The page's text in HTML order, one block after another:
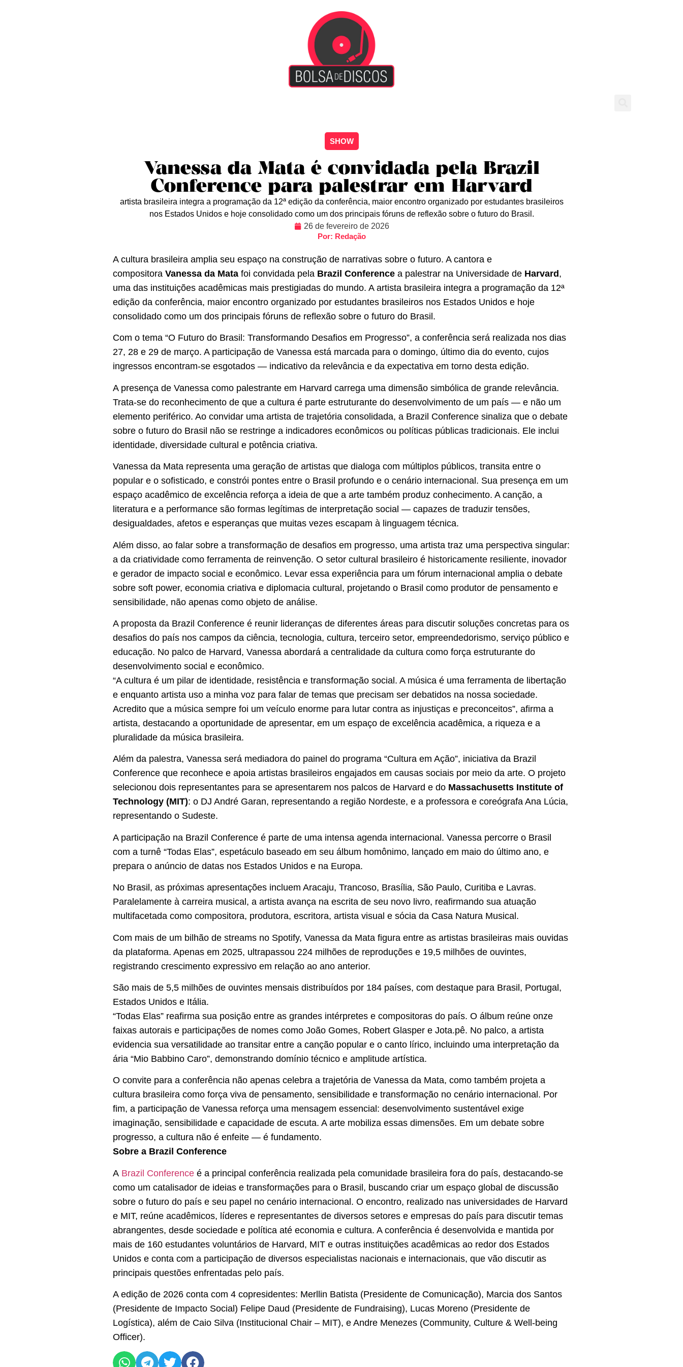
SHOW
Vanessa da Mata é convidada pela Brazil
Conference para palestrar em Harvard
artista brasileira integra a programação da 12ª edição da conferência, maior encontro organizado por estudantes brasileiros
nos Estados Unidos e hoje consolidado como um dos principais fóruns de reflexão sobre o futuro do Brasil.
26 de fevereiro de 2026
Por: Redação
A cultura brasileira amplia seu espaço na construção de narrativas sobre o futuro. A cantora e
compositora Vanessa da Mata foi convidada pela Brazil Conference a palestrar na Universidade de Harvard ,
uma das instituições acadêmicas mais prestigiadas do mundo. A artista brasileira integra a programação da 12ª
edição da conferência, maior encontro organizado por estudantes brasileiros nos Estados Unidos e hoje
consolidado como um dos principais fóruns de reflexão sobre o futuro do Brasil.
Com o tema “O Futuro do Brasil: Transformando Desafios em Progresso”, a conferência será realizada nos dias
27, 28 e 29 de março. A participação de Vanessa está marcada para o domingo, último dia do evento, cujos
ingressos encontram-se esgotados — indicativo da relevância e da expectativa em torno desta edição.
A presença de Vanessa como palestrante em Harvard carrega uma dimensão simbólica de grande relevância.
Trata-se do reconhecimento de que a cultura é parte estruturante do desenvolvimento de um país — e não um
elemento periférico. Ao convidar uma artista de trajetória consolidada, a Brazil Conference sinaliza que o debate
sobre o futuro do Brasil não se restringe a indicadores econômicos ou políticas públicas tradicionais. Ele inclui
identidade, diversidade cultural e potência criativa.
Vanessa da Mata representa uma geração de artistas que dialoga com múltiplos públicos, transita entre o
popular e o sofisticado, e constrói pontes entre o Brasil profundo e o cenário internacional. Sua presença em um
espaço acadêmico de excelência reforça a ideia de que a arte também produz conhecimento. A canção, a
literatura e a performance são formas legítimas de interpretação social — capazes de traduzir tensões,
desigualdades, afetos e esperanças que muitas vezes escapam à linguagem técnica.
Além disso, ao falar sobre a transformação de desafios em progresso, uma artista traz uma perspectiva singular:
a da criatividade como ferramenta de reinvenção. O setor cultural brasileiro é historicamente resiliente, inovador
e gerador de impacto social e econômico. Levar essa experiência para um fórum internacional amplia o debate
sobre soft power, economia criativa e diplomacia cultural, projetando o Brasil como produtor de pensamento e
sensibilidade, não apenas como objeto de análise.
A proposta da Brazil Conference é reunir lideranças de diferentes áreas para discutir soluções concretas para os
desafios do país nos campos da ciência, tecnologia, cultura, terceiro setor, empreendedorismo, serviço público e
educação. No palco de Harvard, Vanessa abordará a centralidade da cultura como força estruturante do
desenvolvimento social e econômico.
“A cultura é um pilar de identidade, resistência e transformação social. A música é uma ferramenta de libertação
e enquanto artista uso a minha voz para falar de temas que precisam ser debatidos na nossa sociedade.
Acredito que a música sempre foi um veículo enorme para lutar contra as injustiças e preconceitos”, afirma a
artista, destacando a oportunidade de apresentar, em um espaço de excelência acadêmica, a riqueza e a
pluralidade da música brasileira.
Além da palestra, Vanessa será mediadora do painel do programa “Cultura em Ação”, iniciativa da Brazil
Conference que reconhece e apoia artistas brasileiros engajados em causas sociais por meio da arte. O projeto
selecionou dois representantes para se apresentarem nos palcos de Harvard e do Massachusetts Institute of
Technology (MIT): o DJ André Garan, representando a região Nordeste, e a professora e coreógrafa Ana Lúcia,
representando o Sudeste.
A participação na Brazil Conference é parte de uma intensa agenda internacional. Vanessa percorre o Brasil
com a turnê “Todas Elas”, espetáculo baseado em seu álbum homônimo, lançado em maio do último ano, e
prepara o anúncio de datas nos Estados Unidos e na Europa.
No Brasil, as próximas apresentações incluem Aracaju, Trancoso, Brasília, São Paulo, Curitiba e Lavras.
Paralelamente à carreira musical, a artista avança na escrita de seu novo livro, reafirmando sua atuação
multifacetada como compositora, produtora, escritora, artista visual e sócia da Casa Natura Musical.
Com mais de um bilhão de streams no Spotify, Vanessa da Mata figura entre as artistas brasileiras mais ouvidas
da plataforma. Apenas em 2025, ultrapassou 224 milhões de reproduções e 19,5 milhões de ouvintes,
registrando crescimento expressivo em relação ao ano anterior.
São mais de 5,5 milhões de ouvintes mensais distribuídos por 184 países, com destaque para Brasil, Portugal,
Estados Unidos e Itália.
“Todas Elas” reafirma sua posição entre as grandes intérpretes e compositoras do país. O álbum reúne onze
faixas autorais e participações de nomes como João Gomes, Robert Glasper e Jota.pê. No palco, a artista
evidencia sua versatilidade ao transitar entre a canção popular e o canto lírico, incluindo uma interpretação da
ária “Mio Babbino Caro”, demonstrando domínio técnico e amplitude artística.
O convite para a conferência não apenas celebra a trajetória de Vanessa da Mata, como também projeta a
cultura brasileira como força viva de pensamento, sensibilidade e transformação no cenário internacional. Por
fim, a participação de Vanessa reforça uma mensagem essencial: desenvolvimento sustentável exige
imaginação, sensibilidade e capacidade de escuta. A arte mobiliza essas dimensões. Em um debate sobre
progresso, a cultura não é enfeite — é fundamento.
Sobre a Brazil Conference
A Brazil Conference é a principal conferência realizada pela comunidade brasileira fora do país, destacando-se
como um catalisador de ideias e transformações para o Brasil, buscando criar um espaço global de discussão
sobre o futuro do país e seu papel no cenário internacional. O encontro, realizado nas universidades de Harvard
e MIT, reúne acadêmicos, líderes e representantes de diversos setores e empresas do país para discutir temas
abrangentes, desde sociedade e política até economia e cultura. A conferência é desenvolvida e mantida por
mais de 160 estudantes voluntários de Harvard, MIT e outras instituições acadêmicas ao redor dos Estados
Unidos e conta com a participação de diversos especialistas nacionais e internacionais, que vão discutir as
principais questões enfrentadas pelo país.
A edição de 2026 conta com 4 copresidentes: Merllin Batista (Presidente de Comunicação), Marcia dos Santos
(Presidente de Impacto Social) Felipe Daud (Presidente de Fundraising), Lucas Moreno (Presidente de
Logística), além de Caio Silva (Institucional Chair – MIT), e Andre Menezes (Community, Culture & Well-being
Officer).